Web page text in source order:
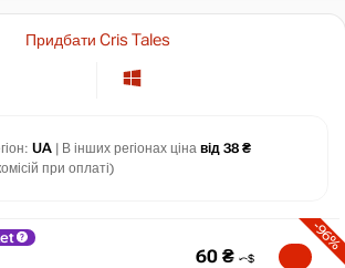
Придбати Cris Tales
UA | В інших регіонах ціна від 38 ₴
при оплаті)
-96%
60 ₴